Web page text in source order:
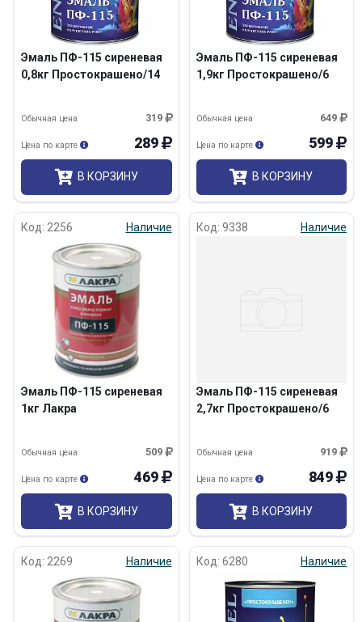
Эмаль ПФ-115 сиреневая
0,8кг Простокрашено/14
319
Обычная цена
289
Цена по карте
В КОРЗИНУ
Эмаль ПФ-115 сиреневая
1,9кг Простокрашено/6
649
Обычная цена
599
Цена по карте
В КОРЗИНУ
Код: 2256 Наличие
Эмаль ПФ-115 сиреневая
1кг Лакра
509
Обычная цена
469
Цена по карте
В КОРЗИНУ
Код: 9338 Наличие
Эмаль ПФ-115 сиреневая
2,7кг Простокрашено/6
919
Обычная цена
849
Цена по карте
В КОРЗИНУ
Код: 2269 Наличие Код: 6280 Наличие